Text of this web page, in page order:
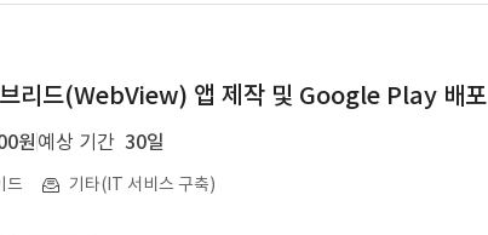
리드(WebView) 앱 제작 및 Google Play 배포
원 예상 기간 30일
드 기타(IT 서비스 구축)